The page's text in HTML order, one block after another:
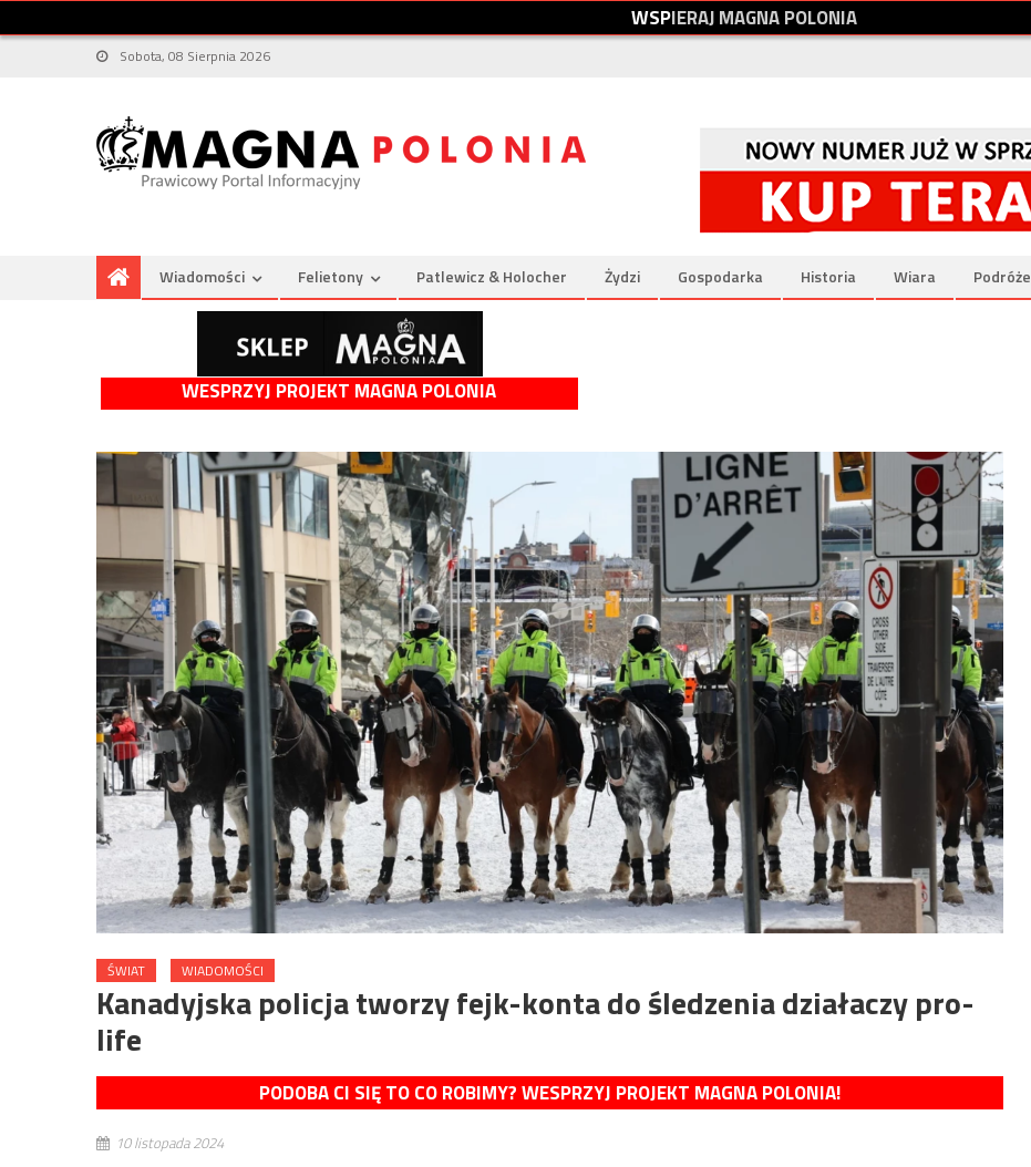
WSPIERAJMAGNAPOLONIA
Sobota, 08 Sierpnia 2026
Wiadomości Felietony Patlewicz & Holocher Żydzi Gospodarka Historia Wiara Podróże
WESPRZYJ PROJEKT MAGNA POLONIA
ŚWIAT WIADOMOŚCI
Kanadyjska policja tworzy fejk-konta do śledzenia działaczy pro-
life
PODOBA CI SIĘ TO CO ROBIMY? WESPRZYJ PROJEKT MAGNA POLONIA!
10 listopada 2024